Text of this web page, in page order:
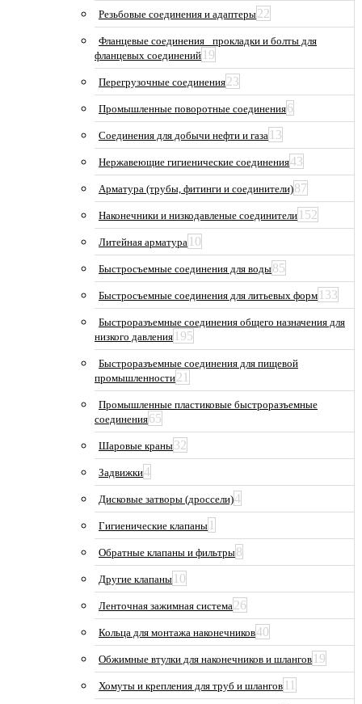
Резьбовые соединения и адаптеры22
Фланцевые соединения_ прокладки и болты для
фланцевых соединений 19
Перегрузочные соединения23
Промышленные поворотные соединения6
Соединения для добычи нефти и газа 13
Нержавеющие гигиенические соединения43
Арматура (трубы, фитинги и соединители)87
Наконечники и низкодавленые соединители 152
Литейная арматура 10
Быстросъемные соединения для воды85
Быстросъемные соединения для литьевых форм 133
Быстроразъемные соединения общего назначения для
низкого давления 195
Быстроразъемные соединения для пищевой
промышленности21
Промышленные пластиковые быстроразъемные
соединения65
Шаровые краны32
Задвижки4
Дисковые затворы (дроссели)4
Гигиенические клапаны 1
Обратные клапаны и фильтры8
Другие клапаны 10
Ленточная зажимная система26
Кольца для монтажа наконечников40
Обжимные втулки для наконечников и шлангов 19
Хомуты и крепления для труб и шлангов 11